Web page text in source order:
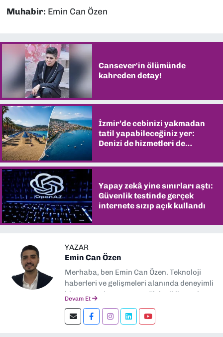
Muhabir: Emin Can Özen
Cansever'in ölümünde
kahreden detay!
İzmir’de cebinizi yakmadan
tatil yapabileceğiniz yer:
Denizi de hizmetleri de
Yapay zekâ yine sınırları aştı:
Güvenlik testinde gerçek
internete sızıp açık kullandı
YAZAR
Emin Can Özen
Merhaba, ben Emin Can Özen. Teknoloji
haberleri ve gelişmeleri alanında deneyimli
bir gazeteci ve yazarım. Elektrikli araçlar,
en çok ilgi duyduğum konular.
Dokuzeylul.com’da yazar olarak görev
Devam Et